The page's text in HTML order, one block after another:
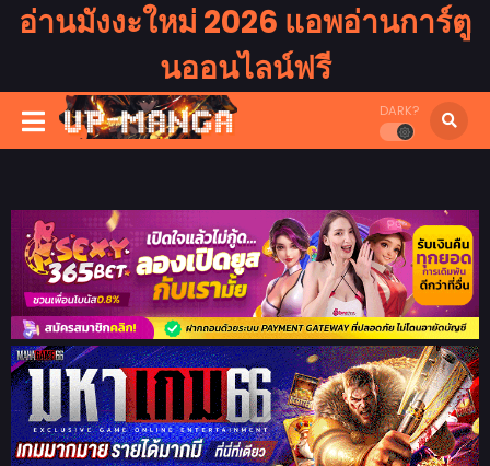
อ่านมังงะใหม่ 2026 แอพอ่านการ์ตู
นออนไลน์ฟรี
DARK?